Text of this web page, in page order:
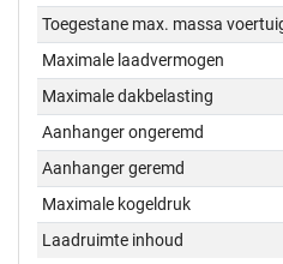
Toegestane max. massa
Maximale laadvermogen
Maximale dakbelasting
Aanhanger ongeremd
Aanhanger geremd
Maximale kogeldruk
Laadruimte inhoud